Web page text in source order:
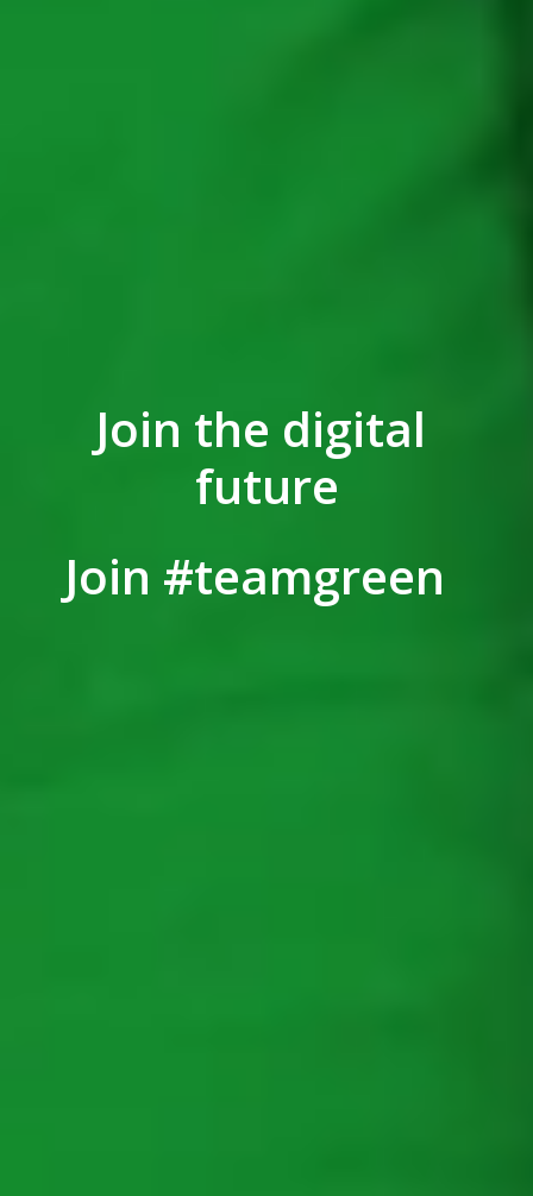
Join the digital
future
Join #teamgreen